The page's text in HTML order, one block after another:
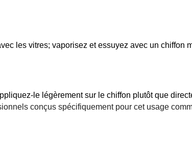
les vitres; vaporisez et essuyez avec un chiffon
le légèrement sur le chiffon plutôt que
conçus spécifiquement pour cet usage